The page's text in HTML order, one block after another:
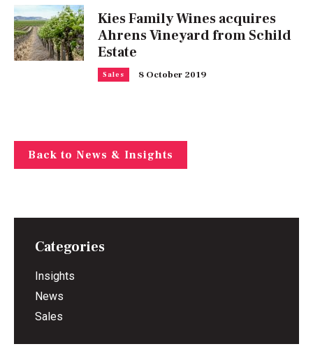
Kies Family Wines acquires
Ahrens Vineyard from Schild
Estate
Sales 8 October 2019
Back to News & Insights
Categories
Insights
News
Sales